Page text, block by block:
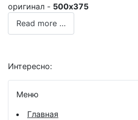
оригинал - 500x375
Read more …
Интересно:
Меню
Главная